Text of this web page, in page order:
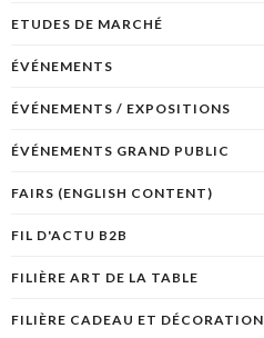
ETUDES DE MARCHÉ
ÉVÉNEMENTS
ÉVÉNEMENTS / EXPOSITIONS
ÉVÉNEMENTS GRAND PUBLIC
FAIRS (ENGLISH CONTENT)
FIL D'ACTU B2B
FILIÈRE ART DE LA TABLE
FILIÈRE CADEAU ET DÉCORATION